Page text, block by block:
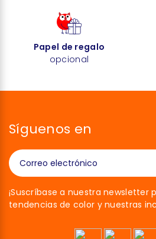
Papel de regalo
opcional
Síguenos en
¡Suscríbase a nuestra newsletter
tendencias de color y nuestras